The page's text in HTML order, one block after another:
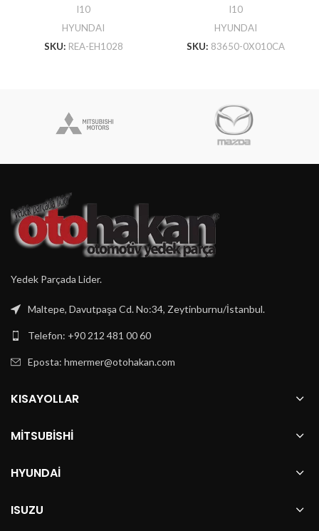
I10
HYUNDAI
SKU: REA-EH1028
I10
HYUNDAI
SKU: 83650-0X010CA
Yedek Parçada Lider.
Maltepe, Davutpaşa Cd. No:34, Zeytinburnu/İstanbul.
Telefon: +90 212 481 00 60
Eposta: hmermer@otohakan.com
KISAYOLLAR
MITSUBISHI
HYUNDAI
ISUZU